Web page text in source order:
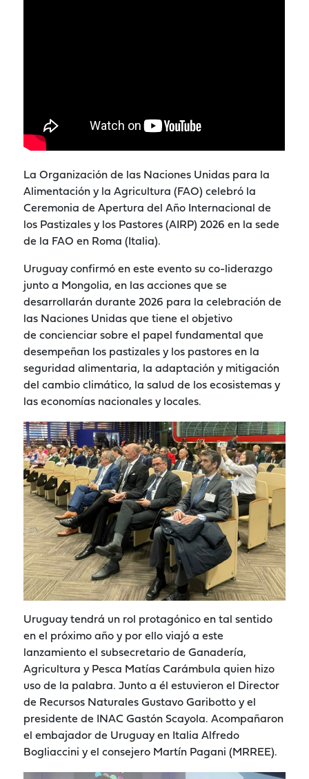
La Organización de las Naciones Unidas para la
Alimentación y la Agricultura (FAO) celebró la
Ceremonia de Apertura del Año Internacional de
los Pastizales y los Pastores (AIRP) 2026 en la sede
de la FAO en Roma (Italia).
Uruguay confirmó en este evento su co-liderazgo
junto a Mongolia, en las acciones que se
desarrollarán durante 2026 para la celebración de
las Naciones Unidas que tiene el objetivo
de concienciar sobre el papel fundamental que
desempeñan los pastizales y los pastores en la
seguridad alimentaria, la adaptación y mitigación
del cambio climático, la salud de los ecosistemas y
las economías nacionales y locales.
Uruguay tendrá un rol protagónico en tal sentido
en el próximo año y por ello viajó a este
lanzamiento el subsecretario de Ganadería,
Agricultura y Pesca Matías Carámbula quien hizo
uso de la palabra. Junto a él estuvieron el Director
de Recursos Naturales Gustavo Garibotto y el
presidente de INAC Gastón Scayola. Acompañaron
el embajador de Uruguay en Italia Alfredo
Bogliaccini y el consejero Martín Pagani (MRREE).